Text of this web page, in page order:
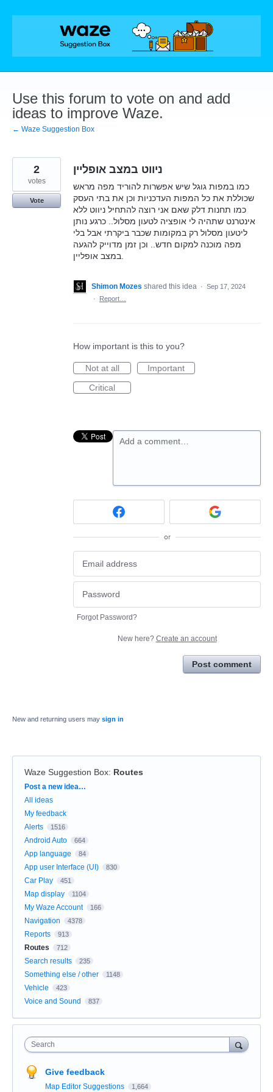
Skip
Use this forum to vote on and add
ideas to improve Waze.
← Waze Suggestion Box
ניווט במצב אופליין
כמו במפות גוגל שיש אפשרות להוריד מפה מראש
שכוללת את כל המפות העדכניות וכן את בתי העסק
כמו תחנות דלק שאם אני רוצה להתחיל ניווט ללא
אינטרנט שתהיה לי אופציה לטעון מסלול.. כרגע נותן
ליטעון מסלול רק במקומות שכבר ביקרתי אבל בלי
מפה מוכנה למקום חדש.. וכן זמן מדוייק להגעה
2
votes
Vote
Shimon Mozes shared this idea · Sep 17, 2024
·
Report…
How important is this to you?
Not at all
Important
Critical
Add a comment…
or
Forgot Password?
New here? Create an account
Post comment
New and returning users may sign in
Waze Suggestion Box: Routes
Categories
Post a new idea…
All ideas
My feedback
Alerts
1516
Android Auto 664
App language 84
App user Interface (UI) 830
Car Play 451
Map display 1104
My Waze Account 166
Navigation 4378
Reports 913
Routes 712
Search results 235
Something else / other 1148
Vehicle 423
Voice and Sound 837
Search
Give feedback
Map Editor Suggestions 1,664